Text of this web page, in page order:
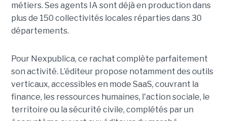
métiers. Ses agents IA sont déjà en production dans
plus de 150 collectivités locales réparties dans 30
départements.
Pour Nexpublica, ce rachat complète parfaitement
son activité. L’éditeur propose notamment des outils
verticaux, accessibles en mode SaaS, couvrant la
finance, les ressources humaines, l'action sociale, le
territoire ou la sécurité civile, complétés par un